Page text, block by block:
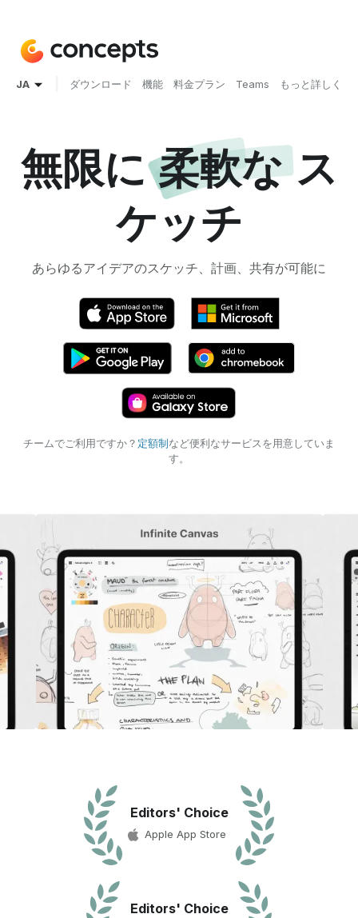
JA ダウンロード 機能 料金プラン Teams もっと詳しく
無限に 柔軟な ス
ケッチ
あらゆるアイデアのスケッチ、計画、共有が可能に
チームでご利用ですか？ 定額制など便利なサービスを用意していま
す。
Editors' Choice
Apple App Store
Editors' Choice